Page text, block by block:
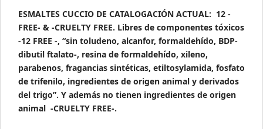
ESMALTES CUCCIO DE CATALOGACIÓN ACTUAL: 12 -
FREE- & -CRUELTY FREE. Libres de componentes tóxicos
-12 FREE -, “sin toludeno, alcanfor, formaldehído, BDP-
dibutil ftalato-, resina de formaldehído, xileno,
parabenos, fragancias sintéticas, etiltosylamida, fosfato
de trifenilo, ingredientes de origen animal y derivados
del trigo”. Y además no tienen ingredientes de origen
animal -CRUELTY FREE-.